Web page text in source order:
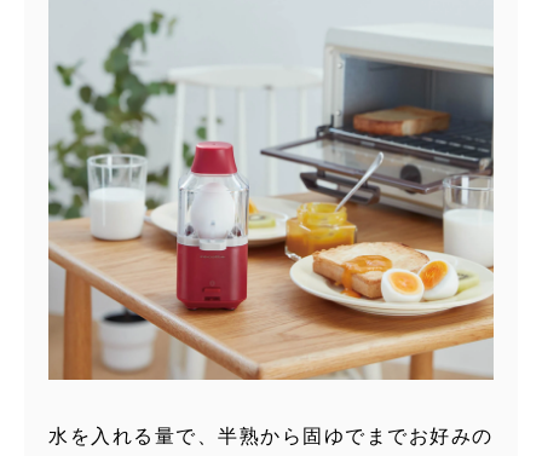
水を入れる量で、半熟から固ゆでまでお好みの